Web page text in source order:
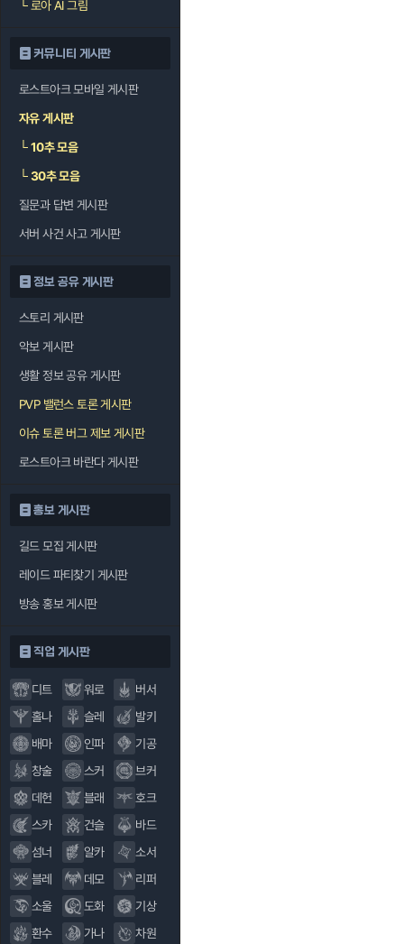
└로아 AI 그림
커뮤니티 게시판
로스트아크 모바일 게시판
자유 게시판
└10추 모음
└30추 모음
질문과 답변 게시판
서버 사건 사고 게시판
정보 공유 게시판
스토리 게시판
악보 게시판
생활 정보 공유 게시판
PVP 밸런스 토론 게시판
이슈 토론 버그 제보 게시판
로스트아크 바란다 게시판
홍보 게시판
길드 모집 게시판
레이드 파티찾기 게시판
방송 홍보 게시판
직업 게시판
디트 워로
버서
홀나
슬레
발키
배마
인파
기공
창술
스커
브커
데헌
블래
호크
스카
건슬
바드
섬너
알카
소서
블레
데모
리퍼
소울
도화
기상
환수
가나 차원